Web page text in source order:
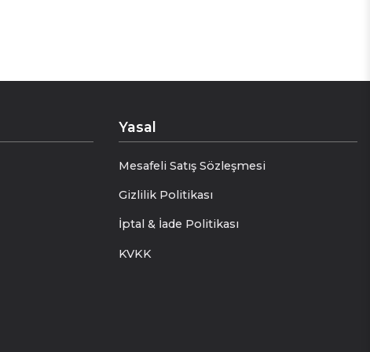
Yasal
Mesafeli Satış Sözleşmesi
Gizlilik Politikası
İptal & İade Politikası
KVKK